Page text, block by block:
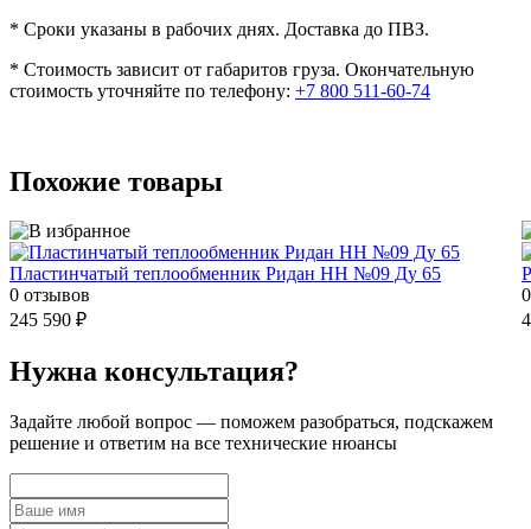
* Сроки указаны в рабочих днях. Доставка до ПВЗ.
* Стоимость зависит от габаритов груза. Окончательную
стоимость уточняйте по телефону: +7 800 511-60-74
Похожие товары
Пластинчатый теплообменник Ридан НН №09 Ду 65
0 отзывов
245 590 ₽
Нужна консультация?
Задайте любой вопрос — поможем разобраться, подскажем
решение и ответим на все технические нюансы